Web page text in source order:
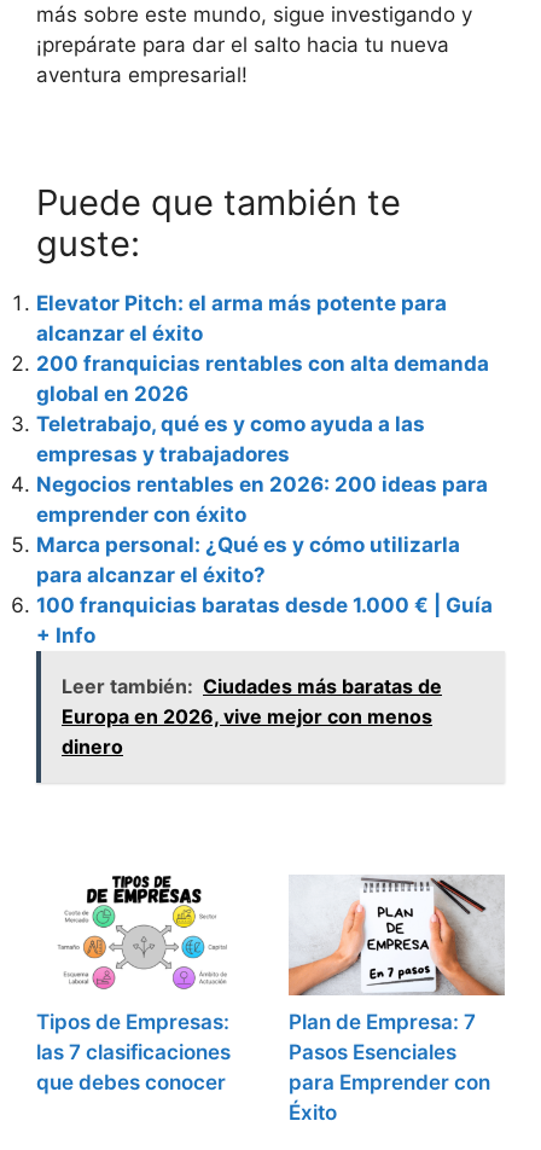
más sobre este mundo, sigue investigando y
¡prepárate para dar el salto hacia tu nueva
aventura empresarial!
Puede que también te
guste:
Elevator Pitch: el arma más potente para
alcanzar el éxito
200 franquicias rentables con alta demanda
global en 2026
Teletrabajo, qué es y como ayuda a las
empresas y trabajadores
Negocios rentables en 2026: 200 ideas para
emprender con éxito
Marca personal: ¿Qué es y cómo utilizarla
para alcanzar el éxito?
100 franquicias baratas desde 1.000 € | Guía
+ Info
Leer también: Ciudades más baratas de
Europa en 2026, vive mejor con menos
dinero
Tipos de Empresas:
las 7 clasificaciones
que debes conocer
Plan de Empresa: 7
Pasos Esenciales
para Emprender con
Éxito